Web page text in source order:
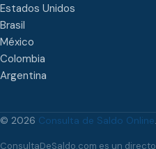
Estados Unidos
Brasil
México
Colombia
Argentina
© 2026 Consulta de Saldo Online
ConsultaDeSaldo.com es un